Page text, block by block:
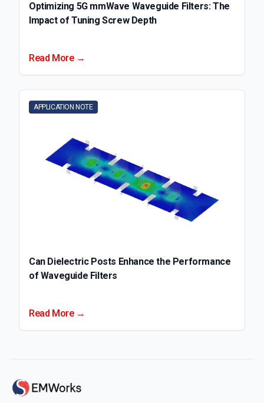
Optimizing 5G mmWave Waveguide Filters: The
Impact of Tuning Screw Depth
Read More →
APPLICATION NOTE
Can Dielectric Posts Enhance the Performance
of Waveguide Filters
Read More →